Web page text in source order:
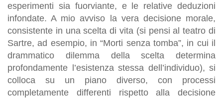
esperimenti sia fuorviante, e le relative deduzioni
infondate. A mio avviso la vera decisione morale,
consistente in una scelta di vita (si pensi al teatro di
Sartre, ad esempio, in “Morti senza tomba”, in cui il
drammatico dilemma della scelta determina
profondamente l’esistenza stessa dell’individuo), si
colloca su un piano diverso, con processi
completamente differenti rispetto alla decisione